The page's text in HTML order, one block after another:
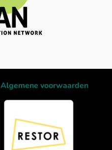
Algemene voorwaarden